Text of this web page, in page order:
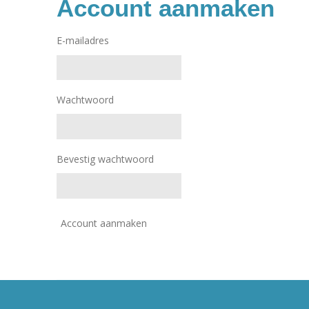
Account aanmaken
E-mailadres
Wachtwoord
Bevestig wachtwoord
Account aanmaken